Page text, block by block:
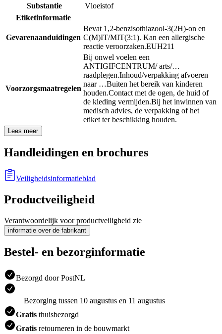
Substantie
Vloeistof
Etiketinformatie
Gevarenaanduidingen
Bevat 1,2-benzisothiazool-3(2H)-on en
C(M)IT/MIT(3:1). Kan een allergische
reactie veroorzaken.EUH211
Voorzorgsmaatregelen
Bij onwel voelen een
ANTIGIFCENTRUM/ arts/…
raadplegen.Inhoud/verpakking afvoeren
naar …Buiten het bereik van kinderen
houden.Contact met de ogen, de huid of
de kleding vermijden.Bij het inwinnen van
medisch advies, de verpakking of het
etiket ter beschikking houden.
Lees meer
Handleidingen en brochures
Veiligheidsinformatieblad
Productveiligheid
Verantwoordelijk voor productveiligheid zie
informatie over de fabrikant
Bestel- en bezorginformatie
Bezorgd door PostNL
Bezorging tussen 10 augustus en 11 augustus
Gratis thuisbezorgd
Gratis retourneren in de bouwmarkt